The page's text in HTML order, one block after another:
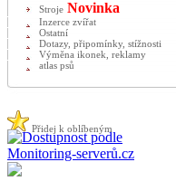
Stroje Novinka
Inzerce zvířat
Ostatní
Dotazy, připomínky, stížnosti
Výměna ikonek, reklamy
atlas psů
Přidej k oblíbeným